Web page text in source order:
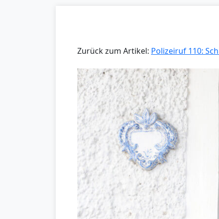
Zurück zum Artikel: Polizeiruf 110: